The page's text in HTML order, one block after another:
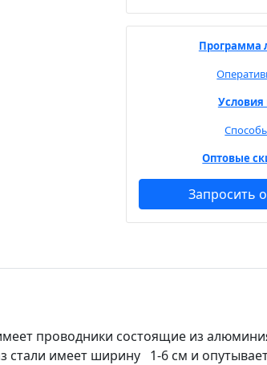
Программа
Условия
Оптовые
Запросить
проводники состоящие из
имеет ширину 1-6 см и